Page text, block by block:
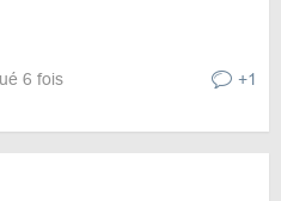
6 fois +1